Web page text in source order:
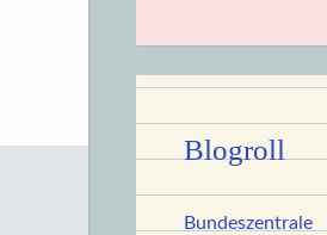
Blogroll
Bundeszentrale